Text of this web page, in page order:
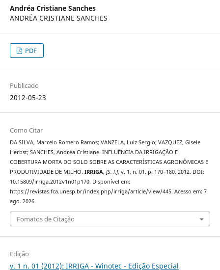
Andréa Cristiane Sanches
ANDRÉA CRISTIANE SANCHES
PDF
Publicado
2012-05-23
Como Citar
DA SILVA, Marcelo Romero Ramos; VANZELA, Luiz Sergio; VAZQUEZ, Gisele
Herbst; SANCHES, Andréa Cristiane. INFLUÊNCIA DA IRRIGAÇÃO E
COBERTURA MORTA DO SOLO SOBRE AS CARACTERÍSTICAS AGRONÔMICAS E
PRODUTIVIDADE DE MILHO. IRRIGA, [S. l.], v. 1, n. 01, p. 170–180, 2012. DOI:
10.15809/irriga.2012v1n01p170. Disponível em:
https://revistas.fca.unesp.br/index.php/irriga/article/view/445. Acesso em: 7
ago. 2026.
Fomatos de Citação
Edição
v. 1 n. 01 (2012): IRRIGA - Winotec - Edição Especial